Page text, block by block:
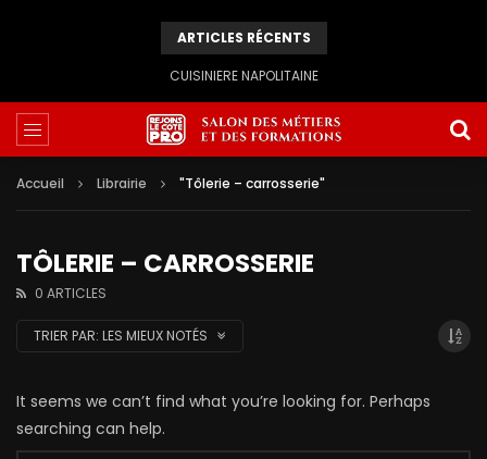
ARTICLES RÉCENTS
CUISINIERE NAPOLITAINE
Accueil Librairie "Tôlerie – carrosserie"
TÔLERIE – CARROSSERIE
0 ARTICLES
TRIER PAR: LES MIEUX NOTÉS
It seems we can’t find what you’re looking for. Perhaps
searching can help.